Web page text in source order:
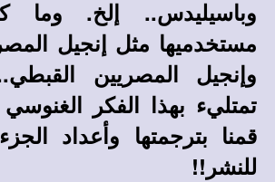
وباسيليدس.. إلخ. وما
مستخدميها مثل إنجيل
وإنجيل المصريين
تمتليء بهذا الفكر
قمنا بترجمتها وأعداد
للنشر!!